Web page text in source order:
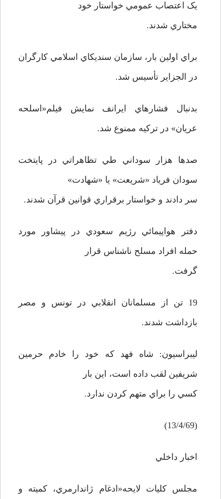
يک اعتصاب عمومي خواستار خود
مختاري شدند.
براي اولين بار، سازمان سنديکاي اسلامي کارگران
در الجزاير تأسيس شد.
بدنبال فشارهاي ايرانف نمايش فيلم«اسلحه
عريان» در ترکيه ممنوع شد.
صدها هزار سوداني طي تظاهراتي در پايتخت
سودان فرياد «شريعت» يا «شهادت»
سر دادند و خواستار برقراري قوانين قرآن شدند.
دفتر هواپيمائي رژيم سعودي در پيشاور مورد
حمله افراد مسلح ناشناس قرار
گرفت.
19 تن از مسلمانان انقلابي در تونس و مصر
بازداشت شدند.
ليبراسيون: شاه فهد که خود را خادم حرمين
شريفين لقب داده است، اين بار
کسي را براي متهم کردن ندارد.
(13/4/69)
اخبار داخلي
مجلس کليات لايحه«ادغام ژاندارمري، کميته و